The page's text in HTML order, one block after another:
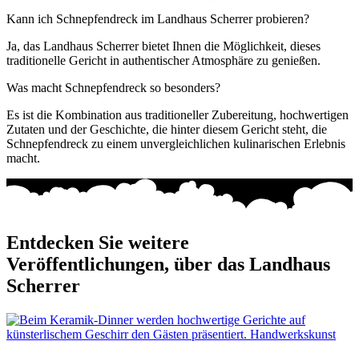
Kann ich Schnepfendreck im Landhaus Scherrer probieren?
Ja, das Landhaus Scherrer bietet Ihnen die Möglichkeit, dieses
traditionelle Gericht in authentischer Atmosphäre zu genießen.
Was macht Schnepfendreck so besonders?
Es ist die Kombination aus traditioneller Zubereitung, hochwertigen
Zutaten und der Geschichte, die hinter diesem Gericht steht, die
Schnepfendreck zu einem unvergleichlichen kulinarischen Erlebnis
macht.
Entdecken Sie weitere
Veröffentlichungen, über das Landhaus
Scherrer